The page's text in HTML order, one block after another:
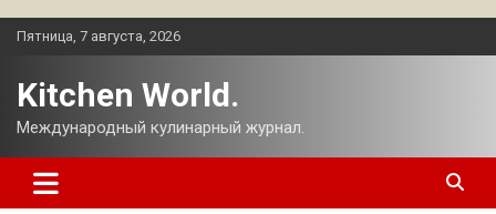
Перейти
Пятница, 7 августа, 2026
Kitchen World.
Международный кулинарный журнал.